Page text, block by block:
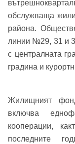
обслужваща
района.
линии №29, 31 и
с централната
градина и
Жилищният
включва
кооперации,
последните